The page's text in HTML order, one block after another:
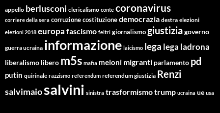
appello berlusconi clericalismo conte coronavirus
corriere della sera corruzionecostituzionedemocrazia destra elezioni
elezioni 2018 europa fascismo feltri giornalismogiustiziagoverno
guerra ucraina informazione laicismo lega lega ladrona
liberalismo libero m5s mafia meloni migranti parlamento pd
putin quirinale razzismo referendum referendum giustizia Renzi
salvimaiosalvini sinistra trasformismotrump ucraina ue usa